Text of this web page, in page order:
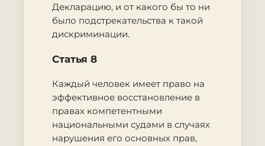
Декларацию, и от какого бы то ни
было подстрекательства к такой
дискриминации.
Статья 8
Каждый человек имеет право на
эффективное восстановление в
правах компетентными
национальными судами в случаях
нарушения его основных прав,